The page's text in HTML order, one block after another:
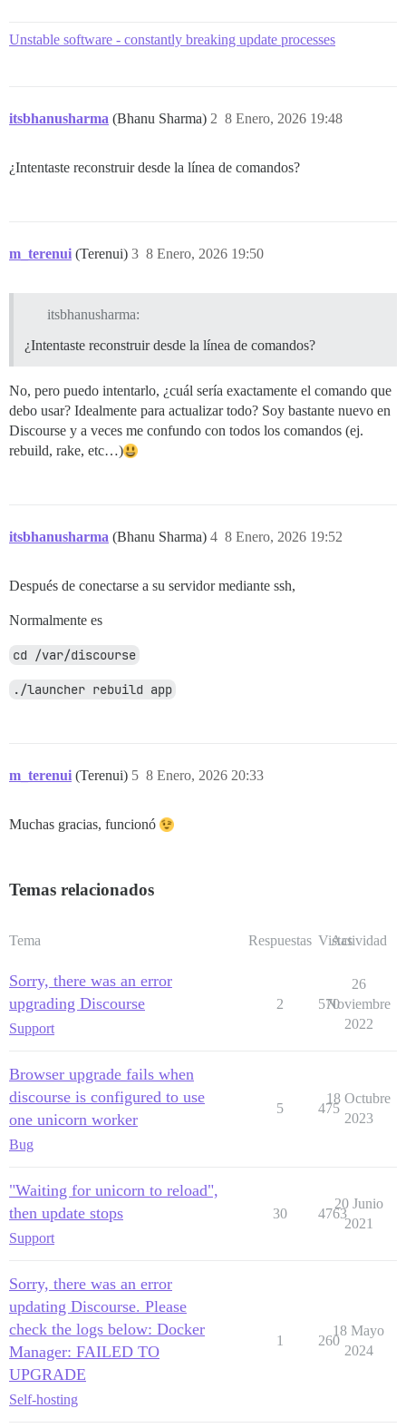
Unstable software - constantly breaking update processes
itsbhanusharma (Bhanu Sharma) 8 Enero, 2026 19:48
2
¿Intentaste reconstruir desde la línea de comandos?
m_terenui (Terenui) 8 Enero, 2026 19:50
3
itsbhanusharma:
¿Intentaste reconstruir desde la línea de comandos?
No, pero puedo intentarlo, ¿cuál sería exactamente el comando que
debo usar? Idealmente para actualizar todo? Soy bastante nuevo en
Discourse y a veces me confundo con todos los comandos (ej.
rebuild, rake, etc…)
itsbhanusharma (Bhanu Sharma) 8 Enero, 2026 19:52
4
Después de conectarse a su servidor mediante ssh,
Normalmente es
cd /var/discourse
./launcher rebuild app
m_terenui (Terenui) 8 Enero, 2026 20:33
5
Muchas gracias, funcionó
Temas relacionados
Tema Respuestas Vistas
Actividad
Sorry, there was an error
upgrading Discourse
Support
2 570
26
Noviembre
2022
Browser upgrade fails when
discourse is configured to use
one unicorn worker
Bug
5 475
18 Octubre
2023
"Waiting for unicorn to reload",
then update stops
Support
30 4763
20 Junio
2021
Sorry, there was an error
updating Discourse. Please
check the logs below: Docker
Manager: FAILED TO
UPGRADE
Self-hosting
1 260
18 Mayo
2024